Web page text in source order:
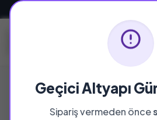
Geçici Altyapı
Sipariş vermeden önce